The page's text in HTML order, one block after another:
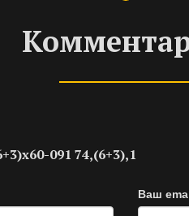
091 74,(6+3),1
Ваш